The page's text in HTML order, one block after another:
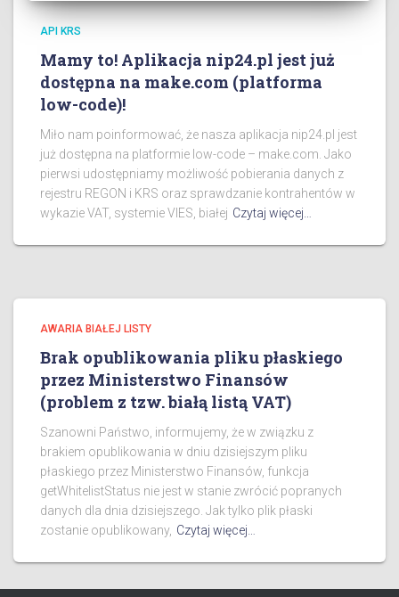
API KRS
Mamy to! Aplikacja nip24.pl jest już
dostępna na make.com (platforma
low-code)!
Miło nam poinformować, że nasza aplikacja nip24.pl jest
już dostępna na platformie low-code – make.com. Jako
pierwsi udostępniamy możliwość pobierania danych z
rejestru REGON i KRS oraz sprawdzanie kontrahentów w
wykazie VAT, systemie VIES, białej Czytaj więcej…
AWARIA BIAŁEJ LISTY
Brak opublikowania pliku płaskiego
przez Ministerstwo Finansów
(problem z tzw. białą listą VAT)
Szanowni Państwo, informujemy, że w związku z
brakiem opublikowania w dniu dzisiejszym pliku
płaskiego przez Ministerstwo Finansów, funkcja
getWhitelistStatus nie jest w stanie zwrócić popranych
danych dla dnia dzisiejszego. Jak tylko plik płaski
zostanie opublikowany, Czytaj więcej…